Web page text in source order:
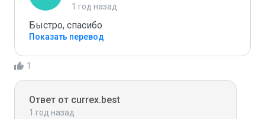
1 год назад
Быстро, спасибо
Показать перевод
1
Ответ от currex.best
1 год назад